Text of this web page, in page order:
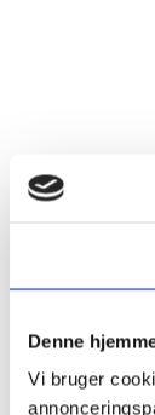
Denne
Vi bruger